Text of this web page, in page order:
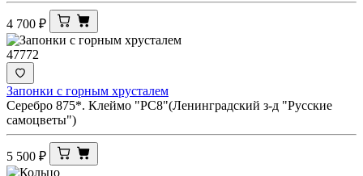
4 700 ₽
47772
Запонки с горным хрусталем
Серебро 875*. Клеймо "РС8"(Ленинградский з-д "Русские
самоцветы")
5 500 ₽